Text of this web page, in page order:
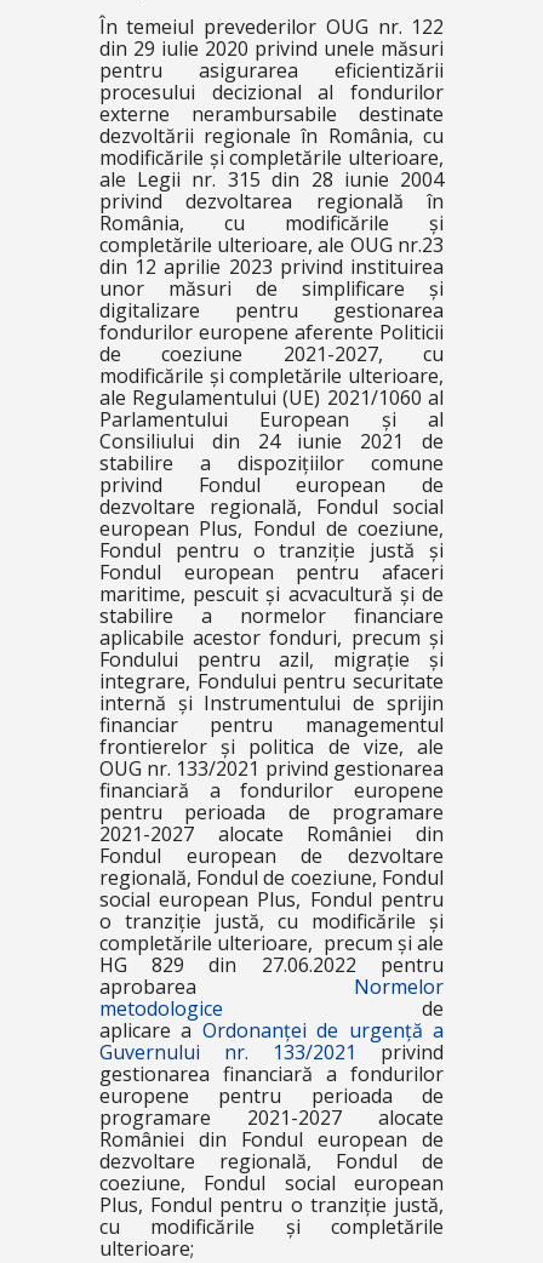
În temeiul prevederilor OUG nr. 122
din 29 iulie 2020 privind unele măsuri
pentru asigurarea eficientizării
procesului decizional al fondurilor
externe nerambursabile destinate
dezvoltării regionale în România, cu
modificările și completările ulterioare,
ale Legii nr. 315 din 28 iunie 2004
privind dezvoltarea regională în
România, cu modificările și
completările ulterioare, ale OUG nr.23
din 12 aprilie 2023 privind instituirea
unor măsuri de simplificare și
digitalizare pentru gestionarea
fondurilor europene aferente Politicii
de coeziune 2021-2027, cu
modificările și completările ulterioare,
ale Regulamentului (UE) 2021/1060 al
Parlamentului European și al
Consiliului din 24 iunie 2021 de
stabilire a dispozițiilor comune
privind Fondul european de
dezvoltare regională, Fondul social
european Plus, Fondul de coeziune,
Fondul pentru o tranziție justă și
Fondul european pentru afaceri
maritime, pescuit și acvacultură și de
stabilire a normelor financiare
aplicabile acestor fonduri, precum și
Fondului pentru azil, migrație și
integrare, Fondului pentru securitate
internă și Instrumentului de sprijin
financiar pentru managementul
frontierelor și politica de vize, ale
OUG nr. 133/2021 privind gestionarea
financiară a fondurilor europene
pentru perioada de programare
2021-2027 alocate României din
Fondul european de dezvoltare
regională, Fondul de coeziune, Fondul
social european Plus, Fondul pentru
o tranziție justă, cu modificările și
completările ulterioare, precum și ale
HG 829 din 27.06.2022 pentru
aprobarea Normelor
metodologice de
aplicare a Ordonanței de urgență a
Guvernului nr. 133/2021
privind
gestionarea financiară a fondurilor
europene pentru perioada de
programare 2021-2027 alocate
României din Fondul european de
dezvoltare regională, Fondul de
coeziune, Fondul social european
Plus, Fondul pentru o tranziție justă,
cu modificările și completările
ulterioare;